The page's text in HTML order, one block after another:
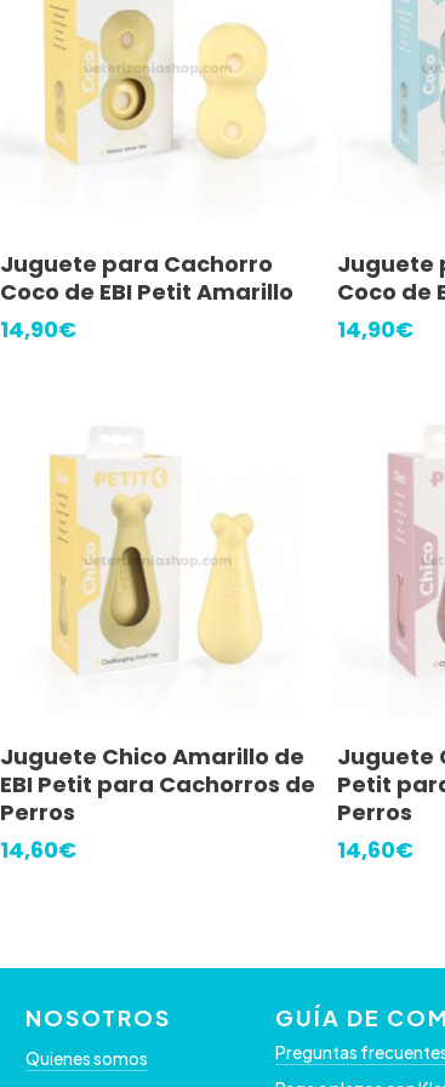
Añadir Al Carrito
Juguete para Cachorro
Coco de EBI Petit Amarillo
14,90€
Juguete
Coco de
14,90€
Añadir Al Carrito
Juguete Chico Amarillo de
EBI Petit para Cachorros de
Perros
14,60€
Juguete
Petit
Perros
14,60€
NOSOTROS
Quienes somos
GUÍA DE
Preguntas